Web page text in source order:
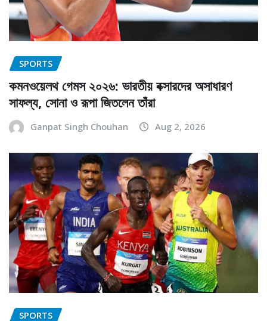
SPORTS
কমনওয়েলথ গেমস ২০২৬: ভারতীয় বক্সারদের অসাধারণ
সাফল্য, সোনা ও রূপা জিতলেন তাঁরা
Ganpat Singh Chouhan Aug 2, 2026
SPORTS